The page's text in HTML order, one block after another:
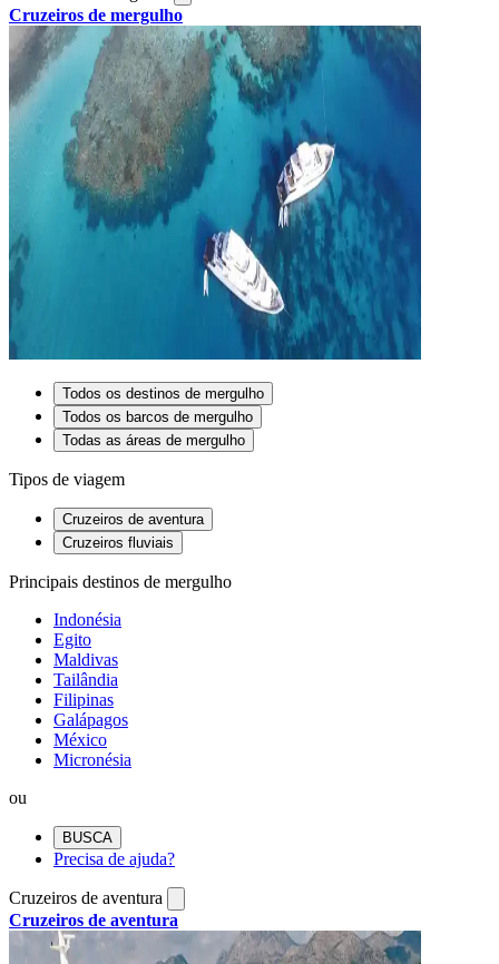
Cruzeiros de mergulho
Todos os destinos de mergulho
Todos os barcos de mergulho
Todas as áreas de mergulho
Tipos de viagem
Cruzeiros de aventura
Cruzeiros fluviais
Principais destinos de mergulho
Indonésia
Egito
Maldivas
Tailândia
Filipinas
Galápagos
México
Micronésia
ou
BUSCA
Precisa de ajuda?
Cruzeiros de aventura
Cruzeiros de aventura